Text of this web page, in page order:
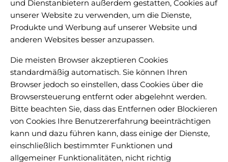
und Dienstanbietern außerdem gestatten, Cookies auf
unserer Website zu verwenden, um die Dienste,
Produkte und Werbung auf unserer Website und
anderen Websites besser anzupassen.
Die meisten Browser akzeptieren Cookies
standardmäßig automatisch. Sie können Ihren
Browser jedoch so einstellen, dass Cookies über die
Browsersteuerung entfernt oder abgelehnt werden.
Bitte beachten Sie, dass das Entfernen oder Blockieren
von Cookies Ihre Benutzererfahrung beeinträchtigen
kann und dazu führen kann, dass einige der Dienste,
einschließlich bestimmter Funktionen und
allgemeiner Funktionalitäten, nicht richtig